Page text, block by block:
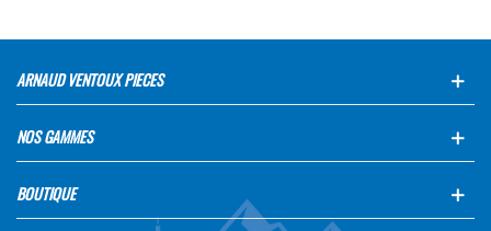
ARNAUD VENTOUX PIECES
NOS GAMMES
BOUTIQUE